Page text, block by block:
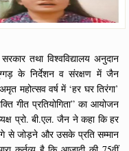
तथा विश्वविद्यालय अनुदान
के निर्देशन व संरक्षण में जैन
महोत्सव वर्ष में ‘हर घर तिरंगा’
गीत प्रतियोगिता” का आयोजन
प्रो. बी.एल. जैन ने कहा कि हर
से जोड़ने और उसके प्रति सम्मान